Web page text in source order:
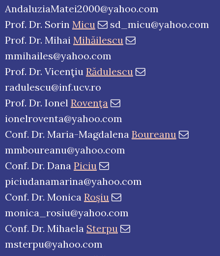
AndaluziaMatei2000@yahoo.com
Prof. Dr. Sorin Micu
sd_micu@yahoo.com
Prof. Dr. Mihai Mihăilescu
mmihailes@yahoo.com
Prof. Dr. Vicenţiu Rădulescu
radulescu@inf.ucv.ro
Prof. Dr. Ionel Rovenţa
ionelroventa@yahoo.com
Conf. Dr. Maria-Magdalena Boureanu
mmboureanu@yahoo.com
Conf. Dr. Dana Piciu
piciudanamarina@yahoo.com
Conf. Dr. Monica Roşiu
monica_rosiu@yahoo.com
Conf. Dr. Mihaela Sterpu
msterpu@yahoo.com